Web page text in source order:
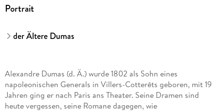
Portrait
der Ältere Dumas
Alexandre Dumas (d. Ä.) wurde 1802 als Sohn eines
napoleonischen Generals in Villers-Cotterêts geboren, mit 19
Jahren ging er nach Paris ans Theater. Seine Dramen sind
heute vergessen, seine Romane dagegen, wie